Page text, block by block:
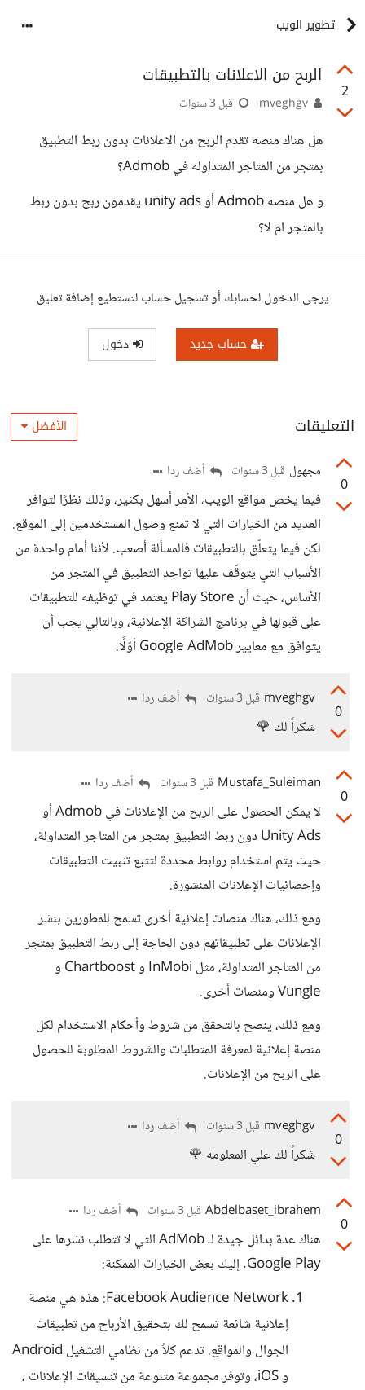
تطوير الويب
2
الربح من الاعلانات بالتطبيقات
قبل 3 سنوات
هل هناك منصه تقدم الربح من الاعلانات بدون ربط التطبيق
بمتجر من المتاجر المتداوله في Admob؟
و هل منصه Admob أو unity ads يقدمون ربح بدون ربط
بالمتجر ام لا؟
يرجى الدخول لحسابك أو تسجيل حساب لتستطيع إضافة تعليق
حساب جديد دخول
التعليقات الأفضل
0
مجهول قبل 3 سنوات أضف ردا
فيما يخص مواقع الويب، الأمر أسهل بكثير، وذلك نظرًا لتوافر
العديد من الخيارات التي لا تمنع وصول المستخدمين إلى الموقع.
لكن فيما يتعلّق بالتطبيقات فالمسألة أصعب. لأننا أمام واحدة من
الأسباب التي يتوقّف عليها تواجد التطبيق في المتجر من
الأساس، حيث أن Play Store يعتمد في توظيفه للتطبيقات
على قبولها في برنامج الشراكة الإعلانية، وبالتالي يجب أن
يتوافق مع معايير Google AdMob أوّلًا.
0
mveghgv قبل 3 سنوات أضف ردا
شكراً لك 🌹
0
Mustafa_Suleiman قبل 3 سنوات أضف ردا
لا يمكن الحصول على الربح من الإعلانات في Admob أو
Unity Ads دون ربط التطبيق بمتجر من المتاجر المتداولة،
حيث يتم استخدام روابط محددة لتتبع تثبيت التطبيقات
وإحصائيات الإعلانات المنشورة.
ومع ذلك، هناك منصات إعلانية أخرى تسمح للمطورين بنشر
الإعلانات على تطبيقاتهم دون الحاجة إلى ربط التطبيق بمتجر
من المتاجر المتداولة، مثل InMobi و Chartboost و
Vungle ومنصات أخرى.
ومع ذلك، ينصح بالتحقق من شروط وأحكام الاستخدام لكل
منصة إعلانية لمعرفة المتطلبات والشروط المطلوبة للحصول
على الربح من الإعلانات.
0
mveghgv قبل 3 سنوات أضف ردا
شكراً لك علي المعلومه 🌹
0
Abdelbaset_ibrahem قبل 3 سنوات أضف ردا
هناك عدة بدائل جيدة لـ AdMob التي لا تتطلب نشرها على
Google Play. إليك بعض الخيارات الممكنة:
Facebook Audience Network: هذه هي منصة
إعلانية شائعة تسمح لك بتحقيق الأرباح من تطبيقات
الجوال والمواقع. تدعم كلاً من نظامي التشغيل Android
و iOS، وتوفر مجموعة متنوعة من تنسيقات الإعلانات ،